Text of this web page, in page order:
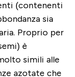
(contenenti
sia
Proprio per
è
simili alle
azotate che